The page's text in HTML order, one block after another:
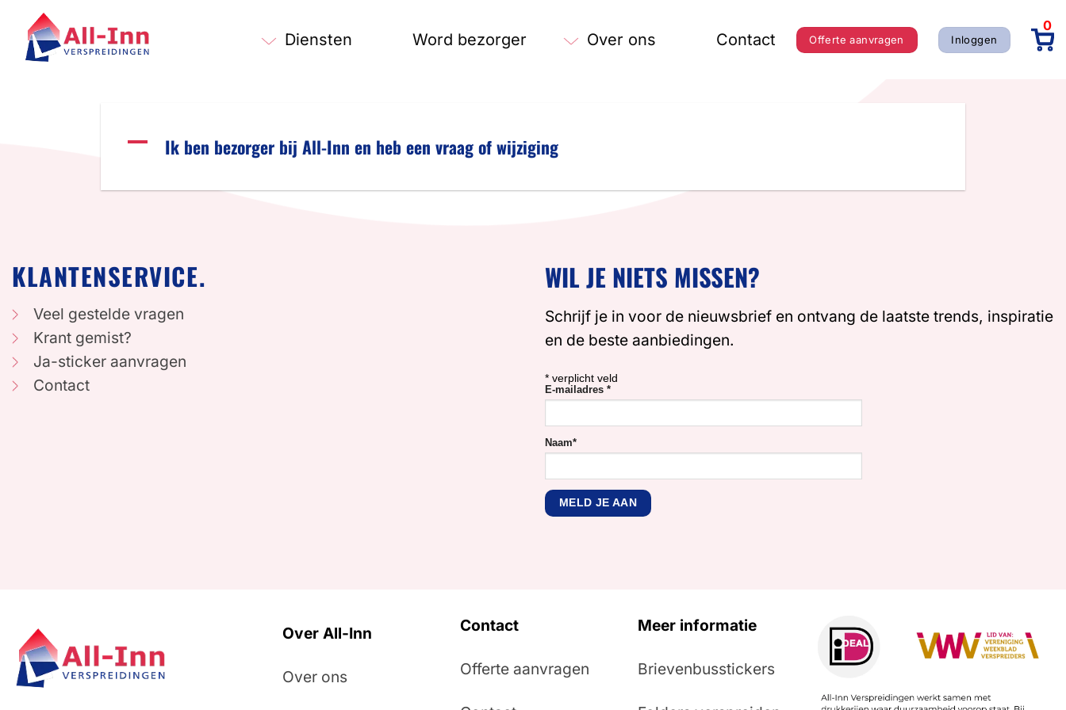
naar
inhoud
Diensten Word bezorger Over ons Contact Offerte aanvragen Inloggen
0
A Ik ben bezorger bij All-Inn en heb een vraag of wijziging
KLANTENSERVICE.
Veel gestelde vragen
Krant gemist?
Ja-sticker aanvragen
Contact
WIL JE NIETS MISSEN?
Schrijf je in voor de nieuwsbrief en ontvang de laatste trends, inspiratie
en de beste aanbiedingen.
* verplicht veld
E-mailadres *
Naam*
Over All-Inn
Over ons
Contact
Offerte aanvragen
Meer informatie
Brievenbusstickers